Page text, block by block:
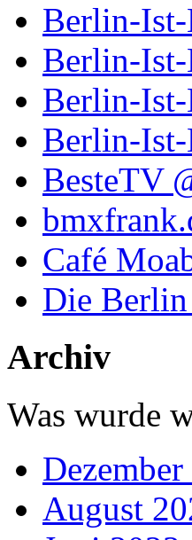
Berlin-Ist-
Berlin-Ist-
Berlin-Ist-
Berlin-Ist-
BesteTV
Café
Die
Archiv
Was wurde
August